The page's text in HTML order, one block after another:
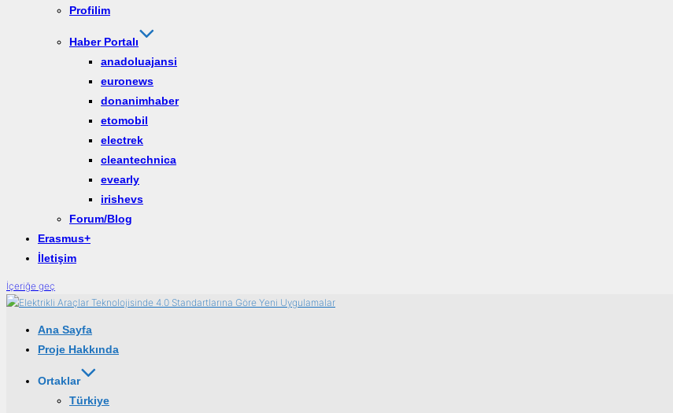
Profilim
Haber Portalı
anadoluajansi
euronews
donanimhaber
etomobil
electrek
cleantechnica
evearly
irishevs
Forum/Blog
Erasmus+
İletişim
İçeriğe geç
Ana Sayfa
Proje Hakkında
Ortaklar
Türkiye